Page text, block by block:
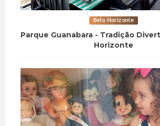
Belo Horizonte
Parque Guanabara - Tradição
Horizonte